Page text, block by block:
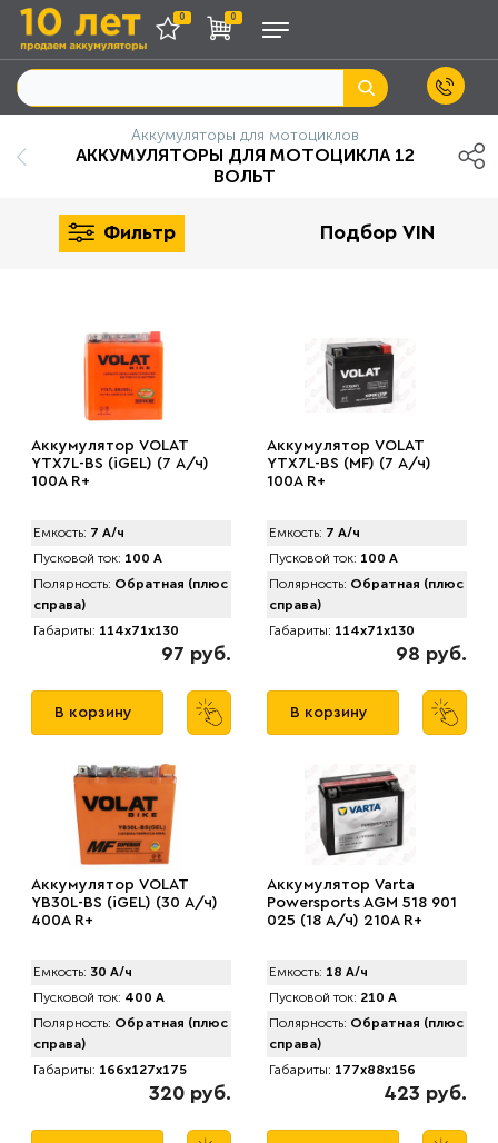
0 0
Аккумуляторы для мотоциклов
АККУМУЛЯТОРЫ ДЛЯ МОТОЦИКЛА 12
ВОЛЬТ
Фильтр Подбор VIN
Аккумулятор VOLAT
YTX7L-BS (iGEL) (7 А/ч)
100A R+
Емкость: 7 А/ч
Пусковой ток: 100 А
Полярность: Обратная (плюс
справа)
Габариты: 114x71x130
97 руб.
В корзину
Аккумулятор VOLAT
YTX7L-BS (MF) (7 А/ч)
100A R+
Емкость: 7 А/ч
Пусковой ток: 100 А
Полярность: Обратная (плюс
справа)
Габариты: 114x71x130
98 руб.
В корзину
Аккумулятор VOLAT
YB30L-BS (iGEL) (30 А/ч)
400A R+
Емкость: 30 А/ч
Пусковой ток: 400 А
Полярность: Обратная (плюс
справа)
Габариты: 166x127x175
320 руб.
Аккумулятор Varta
Powersports AGM 518 901
025 (18 А/ч) 210A R+
Емкость: 18 А/ч
Пусковой ток: 210 А
Полярность: Обратная (плюс
справа)
Габариты: 177x88x156
423 руб.